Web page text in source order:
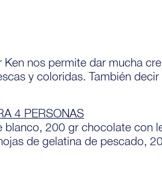
Ken nos permite dar mucha
y coloridas. También
4 PERSONAS
blanco, 200 gr chocolate con
de gelatina de pescado,